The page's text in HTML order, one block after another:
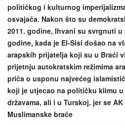
n
političkog i kulturnog
osvajača. Nakon što su
2011. godine, Ihvani su svrgnuti u
godine, kada je El-Sisi došao na
arapskih prijatelja koji su u Braći
prijetnju autokratskim režimima
priča o usponu najvećeg
koji je utjecao na političku klimu
državama, ali i u Turskoj, jer se
Muslimanske braće